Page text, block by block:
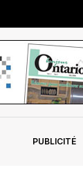
PUBLICITÉ